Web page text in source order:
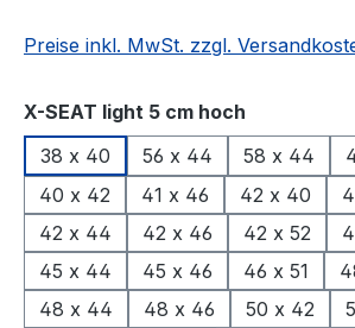
Preise inkl. MwSt. zzgl.
X-SEAT light 5 cm hoch
38 x 40
56 x 44 58 x 44
40 x 42
41 x 46 42 x 40
42 x 44
42 x 46 42 x 52
45 x 44
45 x 46 46 x 51
48 x 44
48 x 46 50 x 42